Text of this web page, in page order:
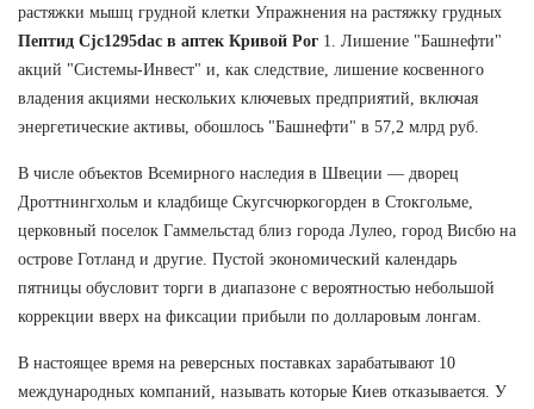
растяжки мышц грудной клетки Упражнения на растяжку грудных
Пептид Cjc1295dac в аптек Кривой Рог 1. Лишение "Башнефти"
акций "Системы-Инвест" и, как следствие, лишение косвенного
владения акциями нескольких ключевых предприятий, включая
энергетические активы, обошлось "Башнефти" в 57,2 млрд руб.
В числе объектов Всемирного наследия в Швеции — дворец
Дроттнингхольм и кладбище Скугсчюркогорден в Стокгольме,
церковный поселок Гаммельстад близ города Лулео, город Висбю на
острове Готланд и другие. Пустой экономический календарь
пятницы обусловит торги в диапазоне с вероятностью небольшой
коррекции вверх на фиксации прибыли по долларовым лонгам.
В настоящее время на реверсных поставках зарабатывают 10
международных компаний, называть которые Киев отказывается. У